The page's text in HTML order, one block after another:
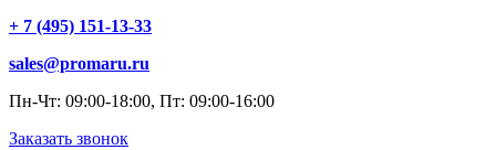
+ 7 (495) 151-13-33
sales@promaru.ru
Пн-Чт: 09:00-18:00, Пт: 09:00-16:00
Заказать звонок